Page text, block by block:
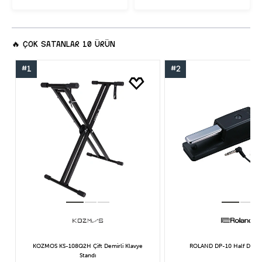
🔥 ÇOK SATANLAR 10 ÜRÜN
#1
KOZMOS KS-108Q2H Çift Demirli Klavye
Standı
#2
ROLAND DP-10 Half